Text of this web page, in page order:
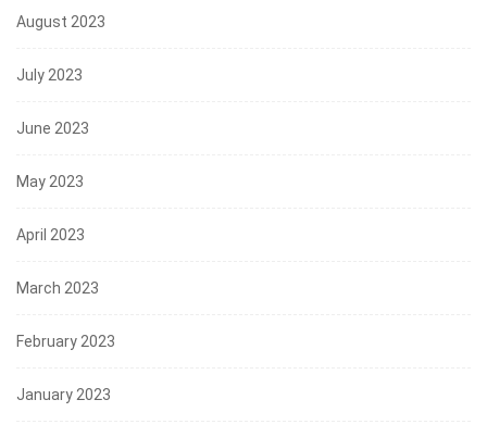
August 2023
July 2023
June 2023
May 2023
April 2023
March 2023
February 2023
January 2023